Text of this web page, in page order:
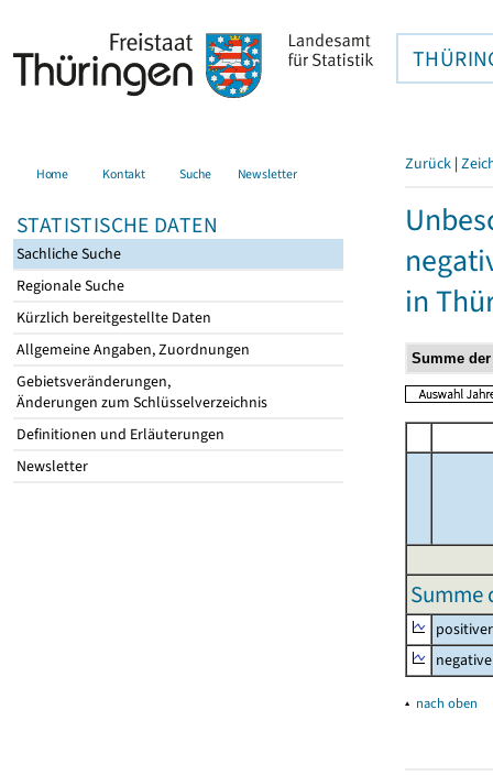
Home Kontakt Suche Newsletter
STATISTISCHE DATEN
Sachliche Suche
Regionale Suche
Kürzlich bereitgestellte Daten
Allgemeine Angaben, Zuordnungen
Gebietsveränderungen,
Änderungen zum Schlüsselverzeichnis
Definitionen und Erläuterungen
Newsletter
Zurück |
in
Summe
▴ nach oben